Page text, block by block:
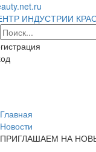
ИНДУСТРИИ
Главная
Новости
ПРИГЛАШАЕМ НА